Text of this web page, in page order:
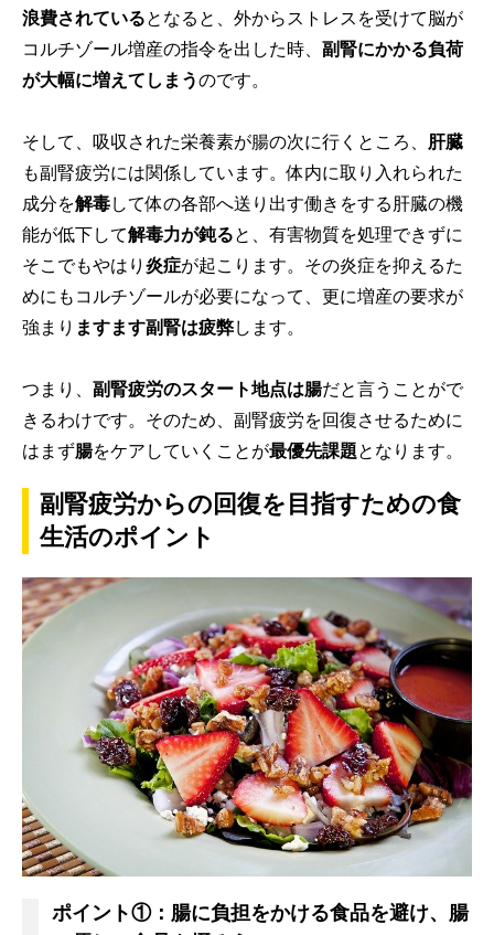
浪費されているとなると、外からストレスを受けて脳が
コルチゾール増産の指令を出した時、 副腎にかかる負荷
が大幅に増えてしまうのです。
そして、吸収された栄養素が腸の次に行くところ、 肝臓
も副腎疲労には関係しています。体内に取り入れられた
成分を解毒して体の各部へ送り出す働きをする肝臓の機
能が低下して解毒力が鈍ると、有害物質を処理できずに
そこでもやはり 炎症が起こります。その炎症を抑えるた
めにもコルチゾールが必要になって、更に増産の要求が
強まり ますます副腎は疲弊します。
つまり、 副腎疲労のスタート地点は腸だと言うことがで
きるわけです。そのため、副腎疲労を回復させるために
はまず腸をケアしていくことが最優先課題となります。
副腎疲労からの回復を目指すための食
生活のポイント
ポイント①：腸に負担をかける食品を避け、腸